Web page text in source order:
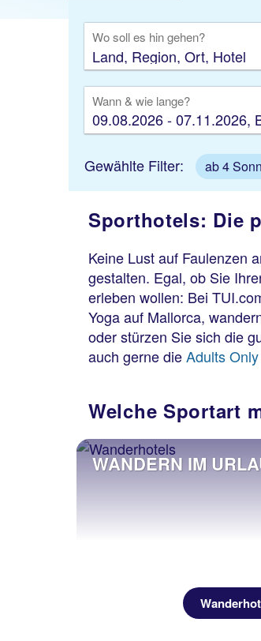
Wo soll es hin gehen?
Wann & wie lange?
09.08.2026 - 07.11.2026,
Gewählte Filter: ab 4
Sporthotels: Die
Keine Lust auf Faulenzen
gestalten. Egal, ob Sie
erleben wollen: Bei
Yoga auf Mallorca,
oder stürzen Sie sich die
auch gerne dieAdults Only
Welche Sportart
WANDERN IM